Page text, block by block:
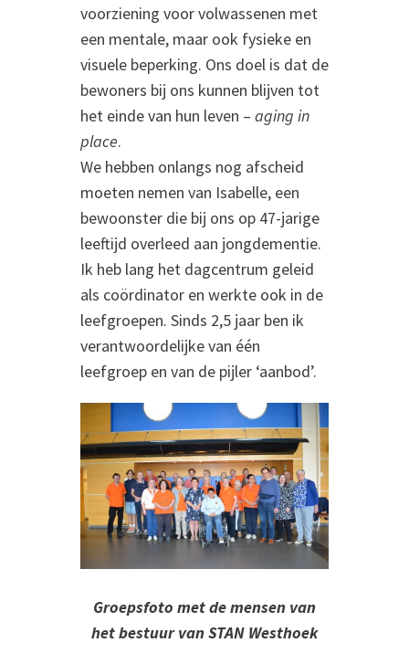
voorziening voor volwassenen met
een mentale, maar ook fysieke en
visuele beperking. Ons doel is dat de
bewoners bij ons kunnen blijven tot
het einde van hun leven – aging in
place.
We hebben onlangs nog afscheid
moeten nemen van Isabelle, een
bewoonster die bij ons op 47-jarige
leeftijd overleed aan jongdementie.
Ik heb lang het dagcentrum geleid
als coördinator en werkte ook in de
leefgroepen. Sinds 2,5 jaar ben ik
verantwoordelijke van één
leefgroep en van de pijler ‘aanbod’.
Groepsfoto met de mensen van
het bestuur van STAN Westhoek